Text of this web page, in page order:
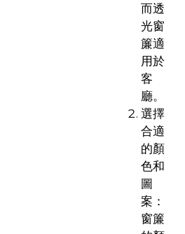
而透
光窗
簾適
用於
客
廳。
選擇
合適
的顏
色和
圖
案：
窗簾